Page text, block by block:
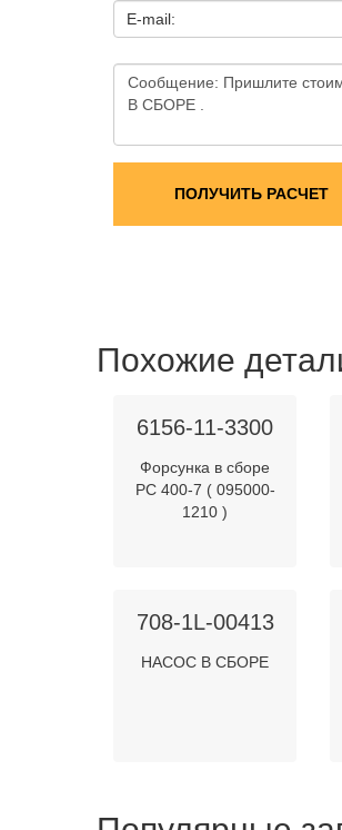
E-mail:
ПОЛУЧИТЬ РАСЧЕТ
Похожие
6156-11-3300
Форсунка в сборе
PC 400-7 ( 095000-
1210 )
708-1L-00413
НАСОС В СБОРЕ